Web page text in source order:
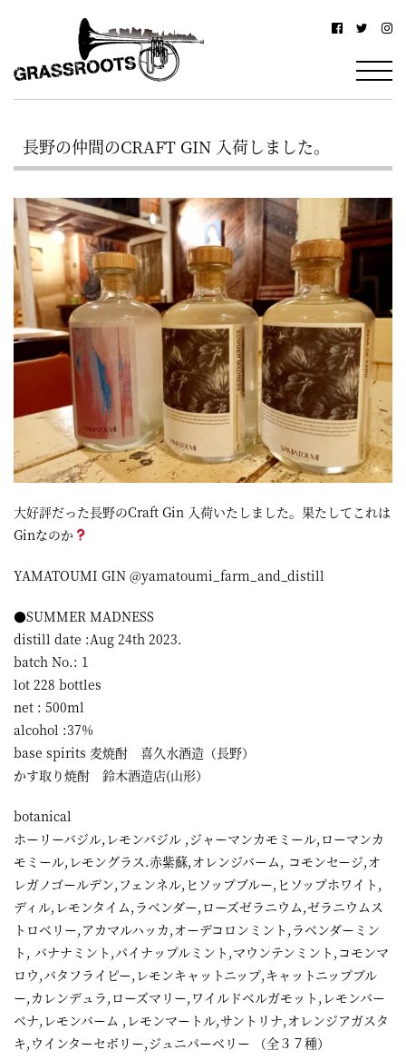
浜
グ
ス
ル
ー
ツ
–
YOKOHAMA
Grassroots
–
駅
北
西
口
か
ら
徒
歩
約
3
分・
鶴
屋
町
に
あ
る
ダ
イ
ニ
ン
グ
バ
ー
長野の仲間のCRAFT GIN 入荷しました。
大好評だった長野のCraft Gin 入荷いたしました。果たしてこれは
Ginなのか
YAMATOUMI GIN @yamatoumi_farm_and_distill
●SUMMER MADNESS
distill date :Aug 24th 2023.
batch No.: 1
lot 228 bottles
net : 500ml
alcohol :37%
base spirits 麦焼酎 喜久水酒造（長野）
かす取り焼酎 鈴木酒造店(山形）
botanical
ホーリーバジル,レモンバジル ,ジャーマンカモミール,ローマンカ
モミール,レモングラス.赤紫蘇,オレンジバーム, コモンセージ,オ
レガノゴールデン,フェンネル,ヒソップブルー,ヒソップホワイト,
ディル,レモンタイム,ラベンダー,ローズゼラニウム,ゼラニウムス
トロベリー,アカマルハッカ,オーデコロンミント,ラベンダーミン
ト, バナナミント,パイナップルミント,マウンテンミント,コモンマ
ロウ,バタフライピー,レモンキャットニップ,キャットニップブル
ー,カレンデュラ,ローズマリー,ワイルドベルガモット,レモンバー
ベナ,レモンバーム ,レモンマートル,サントリナ,オレンジアガスタ
キ,ウインターセボリー,ジュニパーベリー （全３７種）